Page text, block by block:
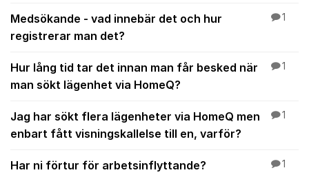
Medsökande - vad innebär det och hur
registrerar man det?
1
Hur lång tid tar det innan man får besked när
man sökt lägenhet via HomeQ?
1
Jag har sökt flera lägenheter via HomeQ men
enbart fått visningskallelse till en, varför?
1
Har ni förtur för arbetsinflyttande? 1